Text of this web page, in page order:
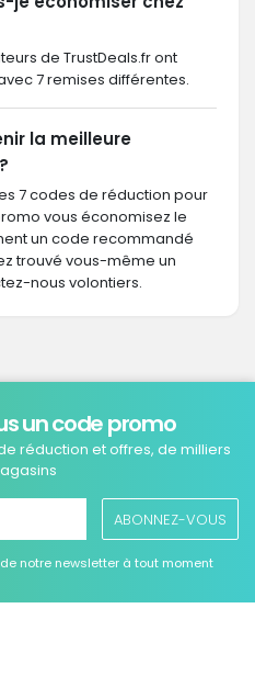
de TrustDeals.fr ont
7 remises différentes.
la meilleure
7 codes de réduction pour
vous économisez le
un code recommandé
trouvé vous-même un
nous volontiers.
un code promo
réduction et offres, de milliers
ABONNEZ-VOUS
notre newsletter à tout moment